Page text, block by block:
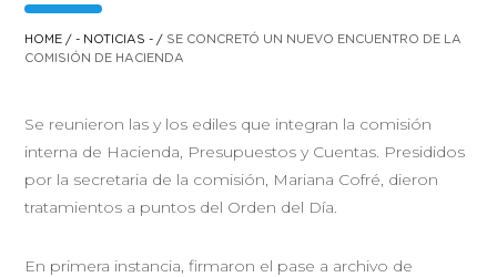
HOME /- NOTICIAS - / SE CONCRETÓ UN NUEVO ENCUENTRO DE LA
COMISIÓN DE HACIENDA
Se reunieron las y los ediles que integran la comisión
interna de Hacienda, Presupuestos y Cuentas. Presididos
por la secretaria de la comisión, Mariana Cofré, dieron
tratamientos a puntos del Orden del Día.
En primera instancia, firmaron el pase a archivo de